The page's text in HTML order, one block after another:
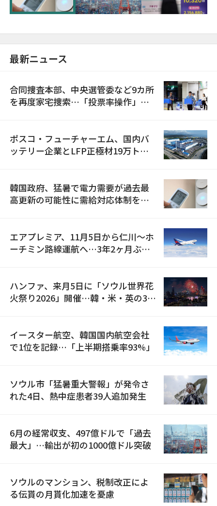
最新ニュース
合同捜査本部、中央選管委など9カ所
を再度家宅捜索…「投票率操作」の
ポスコ・フューチャーエム、国内バ
ッテリー企業とLFP正極材19万トン
韓国政府、猛暑で電力需要が過去最
高更新の可能性に需給対応体制を点
エアプレミア、11月5日から仁川〜ホ
ーチミン路線運航へ…3年2ヶ月ぶり
ハンファ、来月5日に「ソウル世界花
火祭り2026」開催…韓・米・英の3カ
イースター航空、韓国国内航空会社
で1位を記録…「上半期搭乗率93%」
ソウル市「猛暑重大警報」が発令さ
れた4日、熱中症患者39人追加発生
6月の経常収支、497億ドルで「過去
最大」…輸出が初の1000億ドル突破
ソウルのマンション、税制改正によ
る伝貰の月貰化加速を憂慮